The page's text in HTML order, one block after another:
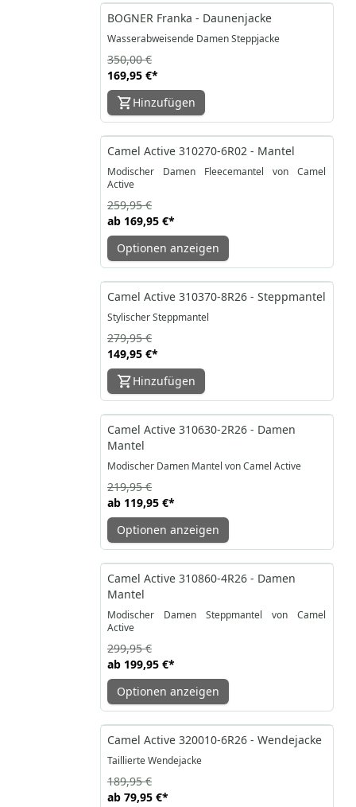
-51%
BOGNER Franka - Daunenjacke
Wasserabweisende Damen Steppjacke
169,95 €*
350,00 €
Hinzufügen
-35%
Camel Active 310270-6R02 - Mantel
Modischer Damen Fleecemantel von Camel
Active
ab 169,95 €*
259,95 €
Optionen anzeigen
-46%
Camel Active 310370-8R26 - Steppmantel
Stylischer Steppmantel
149,95 €*
279,95 €
Hinzufügen
-45%
Camel Active 310630-2R26 - Damen
Mantel
Modischer Damen Mantel von Camel Active
ab 119,95 €*
219,95 €
Optionen anzeigen
-33%
Camel Active 310860-4R26 - Damen
Mantel
Modischer Damen Steppmantel von Camel
Active
ab 199,95 €*
299,95 €
Optionen anzeigen
-58%
Camel Active 320010-6R26 - Wendejacke
Taillierte Wendejacke
ab 79,95 €*
189,95 €